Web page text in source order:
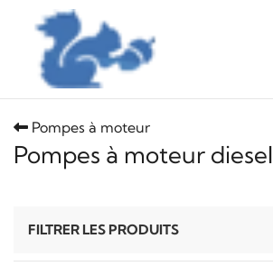
Pompes à moteur
Pompes à moteur diesel
FILTRER LES PRODUITS